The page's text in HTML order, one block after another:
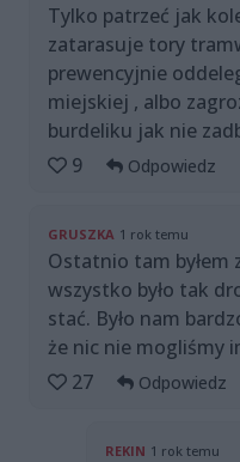
Tylko patrzeć jak
zatarasuje tory
prewencyjnie
miejskiej , albo
burdeliku jak nie
9
Odpowiedz
GRUSZKA 1 rok temu
Ostatnio tam byłem
wszystko było tak
stać. Było nam
że nic nie mogliśmy
27
Odpowiedz
REKIN 1 rok temu